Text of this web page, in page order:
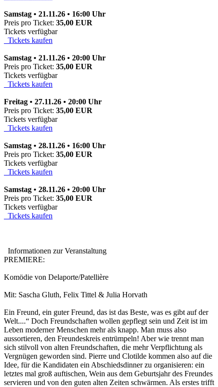
Samstag • 21.11.26 • 16:00 Uhr
Preis pro Ticket: 35,00 EUR
Tickets verfügbar
Tickets kaufen
Samstag • 21.11.26 • 20:00 Uhr
Preis pro Ticket: 35,00 EUR
Tickets verfügbar
Tickets kaufen
Freitag • 27.11.26 • 20:00 Uhr
Preis pro Ticket: 35,00 EUR
Tickets verfügbar
Tickets kaufen
Samstag • 28.11.26 • 16:00 Uhr
Preis pro Ticket: 35,00 EUR
Tickets verfügbar
Tickets kaufen
Samstag • 28.11.26 • 20:00 Uhr
Preis pro Ticket: 35,00 EUR
Tickets verfügbar
Tickets kaufen
Informationen zur Veranstaltung
PREMIERE:
Komödie von Delaporte/Patellière
Mit: Sascha Gluth, Felix Tittel & Julia Horvath
Ein Freund, ein guter Freund, das ist das Beste, was es gibt auf der
Welt....“ Doch Freundschaften wollen gepflegt sein und Zeit ist im
Leben moderner Menschen mehr als knapp. Man muss also
aussortieren, den Freundeskreis entrümpeln! Aber wie trennt man
sich stilvoll von alten Freundschaften, die mehr Verpflichtung als
Vergnügen geworden sind. Pierre und Clotilde kommen also auf die
Idee, für die Kandidaten ein Abschiedsdinner zu organisieren: ein
letztes mal groß auftischen, Wein aus dem Geburtsjahr des Freundes
servieren und von den guten alten Zeiten schwärmen. Als erstes trifft